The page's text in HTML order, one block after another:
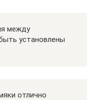
между
установлены
отлично